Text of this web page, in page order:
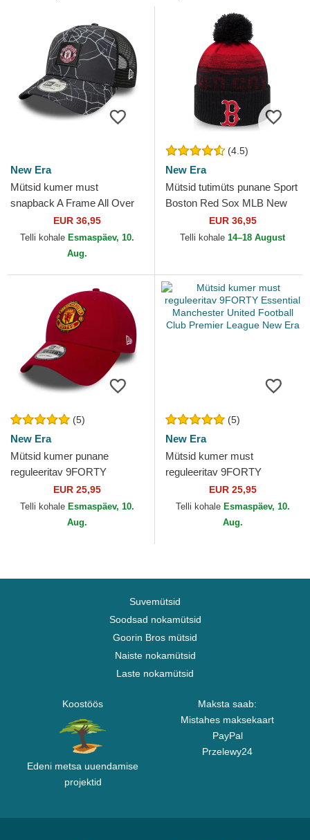
New Era
Mütsid kumer must
snapback A Frame All Over
Print Manchester United
Football Club Premier
EUR 36,95
Telli kohale Esmaspäev, 10.
Aug.
(4.5)
New Era
Mütsid tutimüts punane Sport
Boston Red Sox MLB New
EUR 36,95
Telli kohale 14–18 August
(5)
New Era
Mütsid kumer punane
reguleeritav 9FORTY
Essential Manchester United
Football Club Premier
EUR 25,95
Telli kohale Esmaspäev, 10.
Aug.
(5)
New Era
Mütsid kumer must
reguleeritav 9FORTY
Essential Manchester United
Football Club Premier
EUR 25,95
Telli kohale Esmaspäev, 10.
Aug.
Suvemütsid
Soodsad nokamütsid
Goorin Bros mütsid
Naiste nokamütsid
Laste nokamütsid
Koostöös
Edeni metsa uuendamise
projektid
Maksta saab:
Mistahes maksekaart
PayPal
Przelewy24